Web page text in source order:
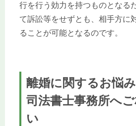
行を行う効力を持つものとなる
て訴訟等をせずとも、相手方に
ることが可能となるのです。
離婚に関するお悩
司法書士事務所へ
い